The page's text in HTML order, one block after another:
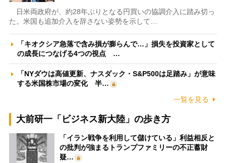
日米両政府が、約28年ぶりとなる円買いの協調介入に踏み切っ
た。米国も追加介入を辞さない姿勢を示して…
「キオクシア急落で含み損が膨らんで…」損失を投資家として
の成長につなげる4つの視点 …
「NYダウは高値更新、ナスダック・S&P500は足踏み」が意味
する米国株市場の変化 半…
一覧を見る
大前研一「ビジネス新大陸」の歩き方
「イラン戦争を利用して儲けている」利益相反と
の批判が強まるトランプファミリーの不正蓄財
疑…